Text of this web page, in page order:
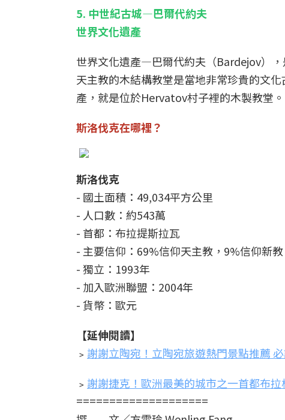
5. 中世紀古城—巴爾代約夫
世界文化遺產
世界文化遺產—巴爾代約夫（Bardejov），
天主教的木結構教堂是當地非常珍貴的文
產，就是位於Hervatov村子裡的木製教堂。
斯洛伐克在哪裡？
斯洛伐克
- 國土面積：49,034平方公里
- 人口數：約543萬
- 首都：布拉提斯拉瓦
- 主要信仰：69%信仰天主教，9%信仰新教
- 獨立：1993年
- 加入歐洲聯盟：2004年
- 貨幣：歐元
【延伸閱讀】
﹥ 謝謝立陶宛！立陶宛旅遊熱門景點推薦
﹥ 謝謝捷克！歐洲最美的城市之一首都布
====================